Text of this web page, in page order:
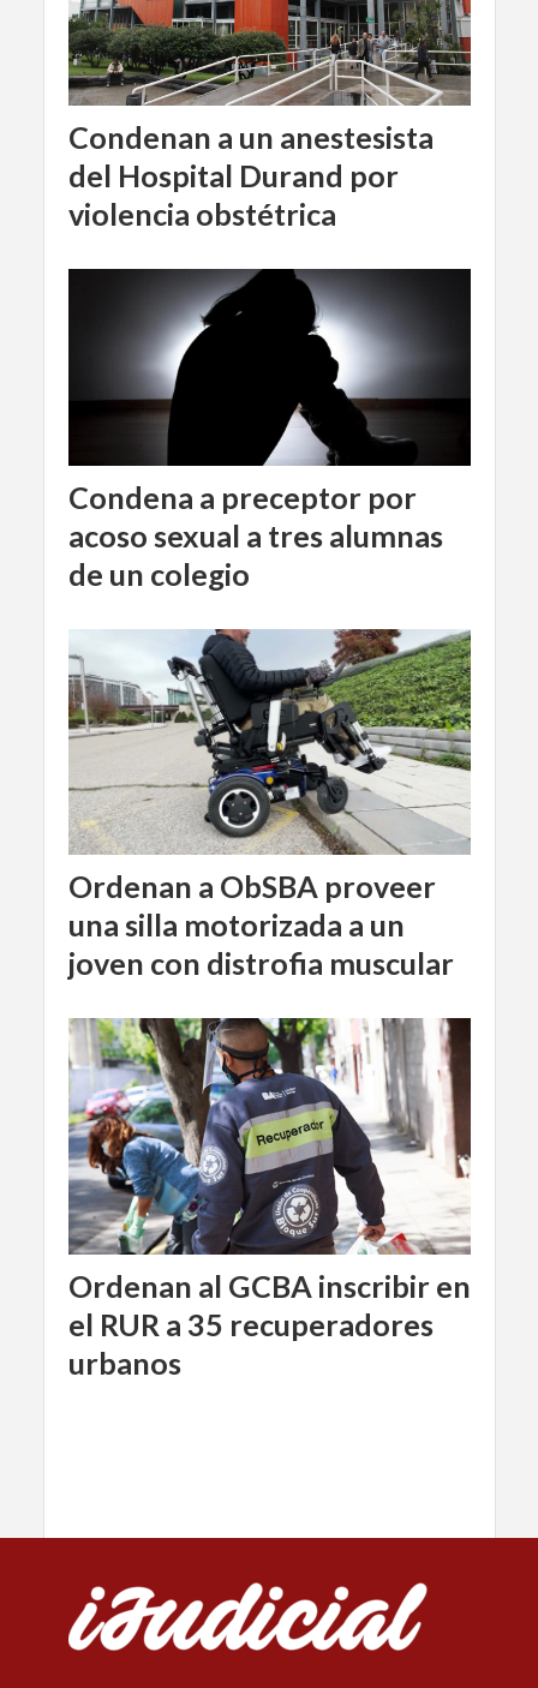
Condenan a un anestesista
del Hospital Durand por
violencia obstétrica
Condena a preceptor por
acoso sexual a tres alumnas
de un colegio
Ordenan a ObSBA proveer
una silla motorizada a un
joven con distrofia muscular
Ordenan al GCBA inscribir en
el RUR a 35 recuperadores
urbanos